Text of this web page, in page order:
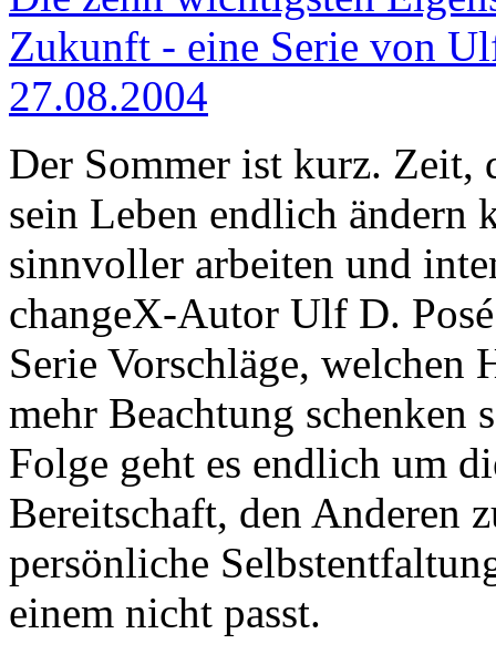
Zukunft - eine Serie von
27.08.2004
Der Sommer ist kurz. Zeit,
sein Leben endlich ändern
sinnvoller arbeiten und
changeX-Autor Ulf D.
Serie Vorschläge,
mehr Beachtung schenken
Folge geht es endlich um
Bereitschaft, den Anderen
persönliche
einem nicht passt.